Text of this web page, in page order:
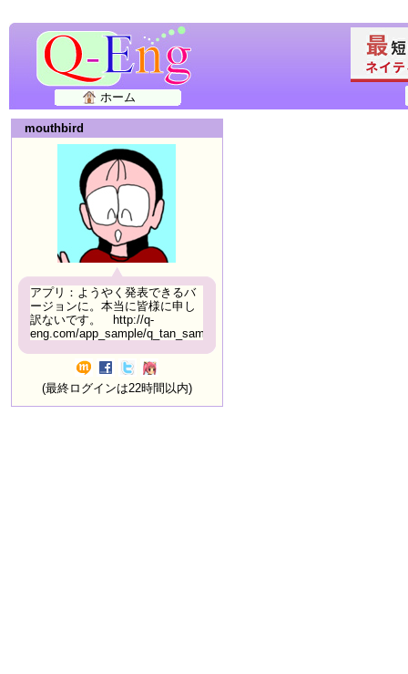
ホーム
mouthbird
アプリ：ようやく発表できるバ
ージョンに。本当に皆様に申し
訳ないです。 http://q-
eng.com/app_sample/q_tan_sample06.html
(最終ログインは22時間以内)